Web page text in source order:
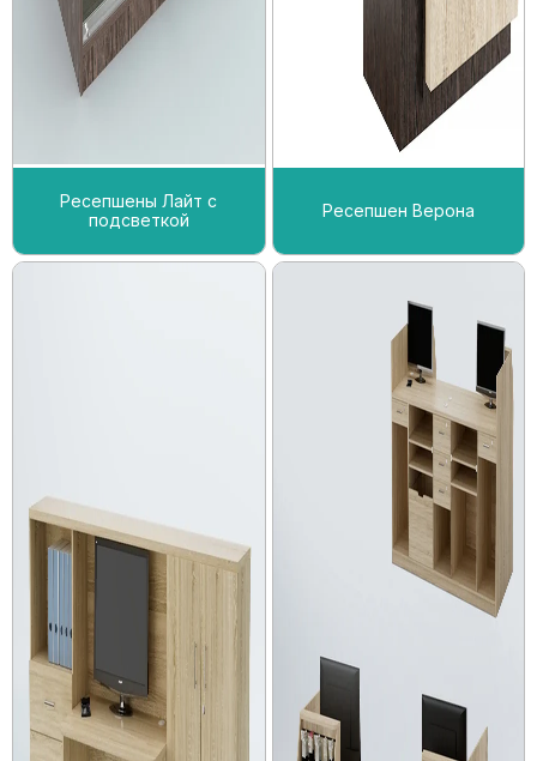
Ресепшены Лайт с
подсветкой
Ресепшен Верона